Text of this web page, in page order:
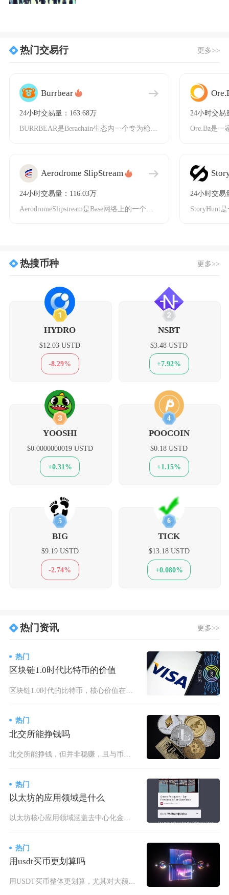
热门交易行 更多>>
Burrbear
24小时交易量：163.68万
Aerodrome SlipStream
24小时交易量：116.03万
24小时交易
24小时交易
热搜币种 更多>>
1
HYDRO
$12.03 USTD
-8.29%
2
NSBT
$3.48 USTD
+7.92%
3
YOOSHI
$0.0000000019 USTD
+0.31%
4
POOCOIN
$0.18 USTD
+1.15%
5
BIG
$9.19 USTD
-2.74%
6
TICK
$13.18 USTD
+0.080%
热门资讯 更多>>
热门
区块链1.0时代比特币的价值
热门
北交所能挣钱吗
热门
以太坊的应用领域是什么
热门
用usdt买币更划算吗